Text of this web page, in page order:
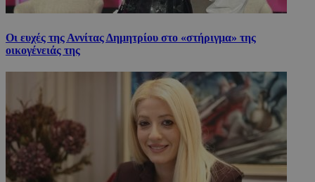
Οι ευχές της Αννίτας Δημητρίου στο «στήριγμα» της
οικογένειάς της